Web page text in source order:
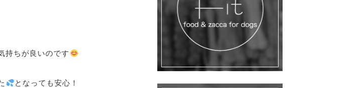
持ちが良いのです
となっても安心！